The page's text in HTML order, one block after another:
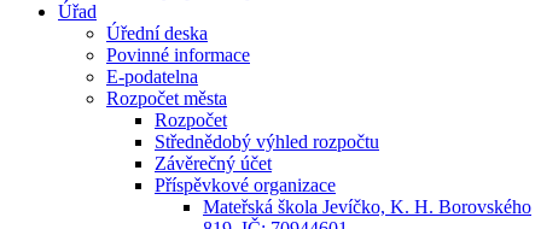
Úřad
Úřední deska
Povinné informace
E-podatelna
Rozpočet města
Rozpočet
Střednědobý výhled rozpočtu
Závěrečný účet
Příspěvkové organizace
Mateřská škola Jevíčko, K. H. Borovského